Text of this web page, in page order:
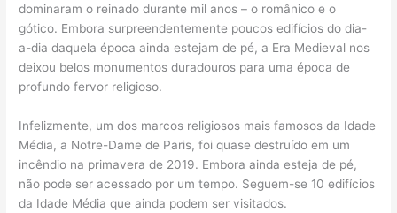
dominaram o reinado durante mil anos – o românico e o
gótico. Embora surpreendentemente poucos edifícios do dia-
a-dia daquela época ainda estejam de pé, a Era Medieval nos
deixou belos monumentos duradouros para uma época de
profundo fervor religioso.
Infelizmente, um dos marcos religiosos mais famosos da Idade
Média, a Notre-Dame de Paris, foi quase destruído em um
incêndio na primavera de 2019. Embora ainda esteja de pé,
não pode ser acessado por um tempo. Seguem-se 10 edifícios
da Idade Média que ainda podem ser visitados.